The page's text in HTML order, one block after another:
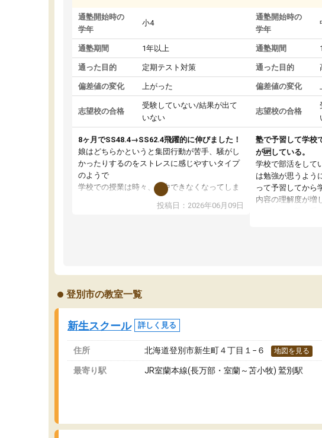
通塾開始時の
学年
小4
通塾期間 1年以上
通った目的 定期テスト対策
偏差値の変化 上がった
志望校の合格
受験していない/結果が出て
いない
8ヶ月でSS48.4→SS62.4飛躍的に伸びました！
娘はどちらかというと集団行動が苦手、騒がし
かったりするのをストレスに感じやすいタイプ
のようで
学校での授業は時々、集中できなくなってしま
っていたこともあったようでした。
その点練成会は個別指導なので、静かな環境の
です。
投稿日：2026年06月09日
通塾開始時の
学年
通塾期間
通った目的
偏差値の変化
志望校の合格
塾で予習して学校
が🆙している。
学校で部活をして
は勉強が思うよう
って予習してから
内容の理解度が増
テストなど塾で受
自分の学力は今
ているので、勉強
登別市の教室一覧
新生スクール 詳しく見る
住所 北海道登別市新生町４丁目１−６ 地図を見る
最寄り駅 JR室蘭本線(長万部・室蘭～苫小牧) 鷲別駅